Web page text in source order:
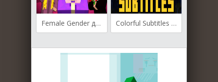
Female Gender для Майнкрафт [1.19.2, 1.18.2] Colorful Subtitles для Майнкрафт [1.19.3, 1.19.2]